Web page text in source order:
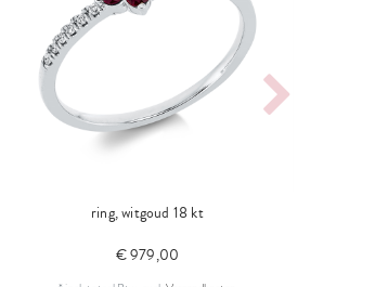
ring, witgoud 18 kt
€ 979,00